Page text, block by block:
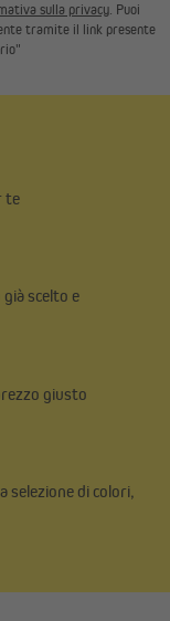
sulla privacy. Puoi
tramite il link presente
te
scelto e
giusto
selezione di colori,